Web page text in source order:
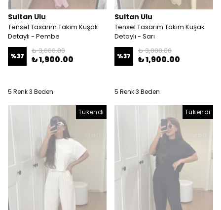
Sultan Ulu
Tensel Tasarım Takım Kuşak
Detaylı - Pembe
%37
₺ 3,000.00
₺ 1,900.00
5 Renk 3 Beden
Sultan Ulu
Tensel Tasarım Takım Kuşak
Detaylı - Sarı
%37
₺ 3,000.00
₺ 1,900.00
5 Renk 3 Beden
Tükendi Tükendi